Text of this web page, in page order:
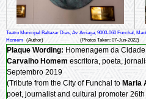
Teatro Municipal Baltazar Dias, Av. Arriaga, 9000-060 Funchal,
Homem (Author) (Photos Taken: 07-Jun-2022)
Plaque Wording: Homenagem da
Carvalho Homem escritora, poeta,
Septembro 2019
(Tribute from the City of Funchal to Maria
poet, journalist and cultural promoter